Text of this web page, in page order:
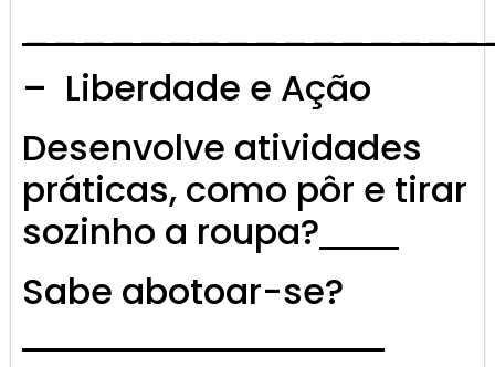
– Liberdade e Ação
Desenvolve atividades
práticas, como pôr e tirar
sozinho a roupa?
Sabe abotoar-se?